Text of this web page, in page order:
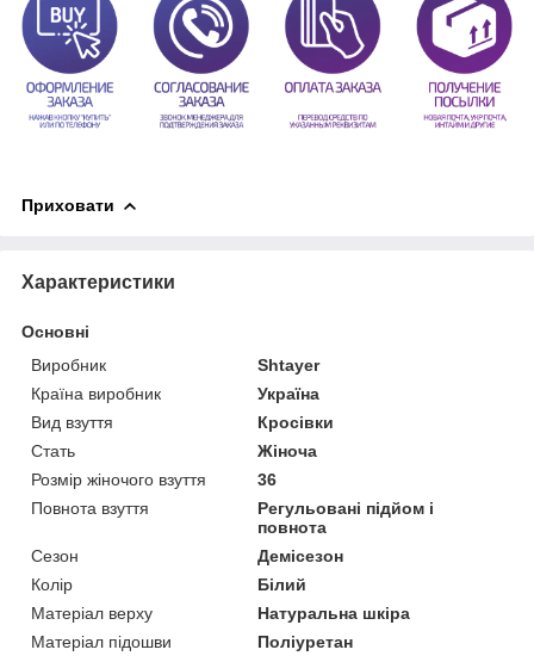
Приховати
Характеристики
Основні
Виробник
Shtayer
Країна виробник
Україна
Вид взуття
Кросівки
Стать
Жіноча
Розмір жіночого взуття
36
Повнота взуття
Регульовані підйом і
повнота
Сезон
Демісезон
Колір
Білий
Матеріал верху
Натуральна шкіра
Матеріал підошви
Поліуретан